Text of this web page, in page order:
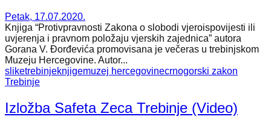
Petak, 17.07.2020.
Knjiga “Protivpravnosti Zakona o slobodi vjeroispovijesti ili
uvjerenja i pravnom položaju vjerskih zajednica” autora
Gorana V. Đorđevića promovisana je večeras u trebinjskom
Muzeju Hercegovine. Autor...
sliketrebinjeknjigemuzej hercegovinecrnogorski zakon
Trebinje
Izložba Safeta Zeca Trebinje (Video)